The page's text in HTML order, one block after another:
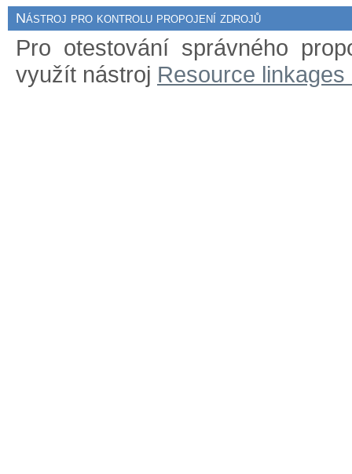
Nástroj pro kontrolu propojení zdrojů
Pro otestování správného
využít nástroj Resource